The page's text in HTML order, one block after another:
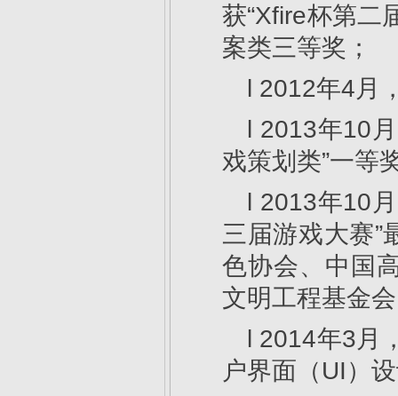
获“Xfire杯第二
案类三等奖；
l 2012年4月
l 2013年10
戏策划类”一等
l 2013年10
三届游戏大赛”
色协会、中国
文明工程基金
l 2014年3月
户界面（UI）